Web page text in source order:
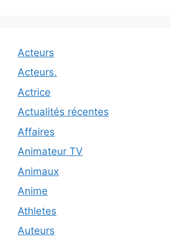
Acteurs
Acteurs.
Actrice
Actualités récentes
Affaires
Animateur TV
Animaux
Anime
Athletes
Auteurs